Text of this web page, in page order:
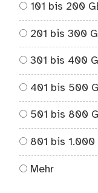
101 bis 200
201 bis 300
301 bis 400
401 bis 500
501 bis 800
801 bis 1.000
Mehr